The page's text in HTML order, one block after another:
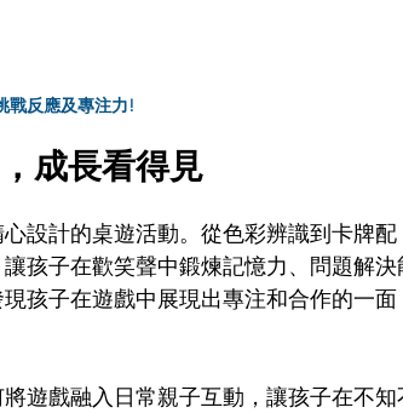
戰反應及專注力!
成長看得見
設計的桌遊活動。從色彩辨識到卡牌配
孩子在歡笑聲中鍛煉記憶力、問題解決
孩子在遊戲中展現出專注和合作的一面
遊戲融入日常親子互動，讓孩子在不知